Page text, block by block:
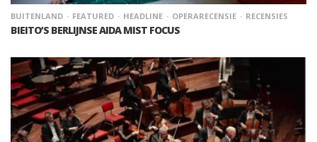
BUITENLAND FEATURED HEADLINE OPERARECENSIE RECENSIES
BIEITO’S BERLIJNSE AIDA MIST FOCUS